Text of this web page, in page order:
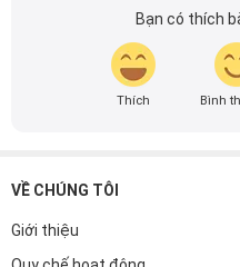
Với niềm đam mê mãnh
đầu cho những người
theo dõi tôi để cập